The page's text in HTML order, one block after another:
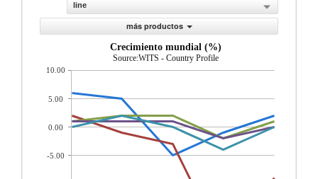
line
más productos
Crecimiento mundial (%)
Source:WITS - Country Profile
10.00
5.00
0.00
-5.00